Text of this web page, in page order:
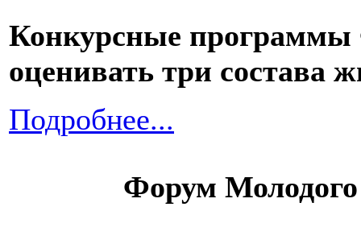
Конкурсные программы
оценивать три состава
Подробнее...
Форум